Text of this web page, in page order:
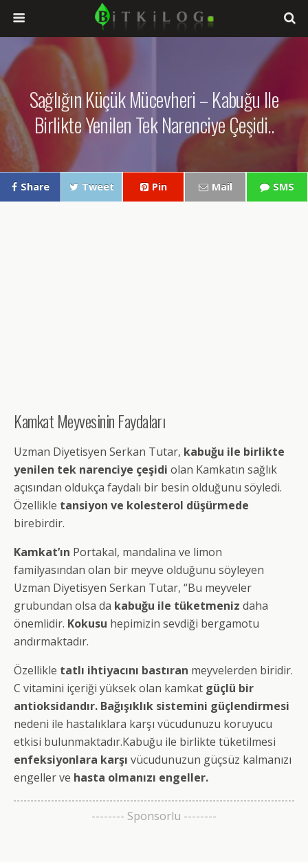
Sağlığın Küçük Mücevheri – Kabuğu Ile
Birlikte Yenilen Tek Narenciye Çeşidi..
Share Tweet Pin Mail SMS
Kamkat Meyvesinin Faydaları
Uzman Diyetisyen Serkan Tutar, kabuğu ile birlikte
yenilen tek narenciye çeşidi olan Kamkatın sağlık
açısından oldukça faydalı bir besin olduğunu söyledi.
Özellikle tansiyon ve kolesterol düşürmede
birebirdir.
Kamkat’ın Portakal, mandalina ve limon
familyasından olan bir meyve olduğunu söyleyen
Uzman Diyetisyen Serkan Tutar, “Bu meyveler
grubundan olsa da kabuğu ile tüketmeniz daha
önemlidir. Kokusu hepimizin sevdiği bergamotu
andırmaktadır.
Özellikle tatlı ihtiyacını bastıran meyvelerden biridir.
C vitamini içeriği yüksek olan kamkat güçlü bir
antioksidandır. Bağışıklık sistemini güçlendirmesi
nedeni ile hastalıklara karşı vücudunuzu koruyucu
etkisi bulunmaktadır.Kabuğu ile birlikte tüketilmesi
enfeksiyonlara karşı vücudunuzun güçsüz kalmanızı
engeller ve hasta olmanızı engeller.
-------- Sponsorlu --------